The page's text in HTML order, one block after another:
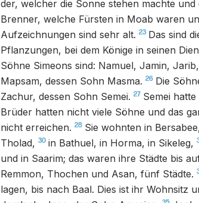
der, welcher die Sonne stehen machte
Brenner, welche Fürsten in Moab waren
Aufzeichnungen sind sehr alt. 23 Das sind
Pflanzungen, bei dem Könige in seinen
Söhne Simeons sind: Namuel, Jamin,
Mapsam, dessen Sohn Masma. 26 Die
Zachur, dessen Sohn Semei. 27 Semei
Brüder hatten nicht viele Söhne und das
nicht erreichen. 28 Sie wohnten in
Tholad, 30 in Bathuel, in Horma, in Sikeleg,
und in Saarim; das waren ihre Städte bis
Remmon, Thochen und Asan, fünf Städte.
lagen, bis nach Baal. Dies ist ihr Wohnsitz